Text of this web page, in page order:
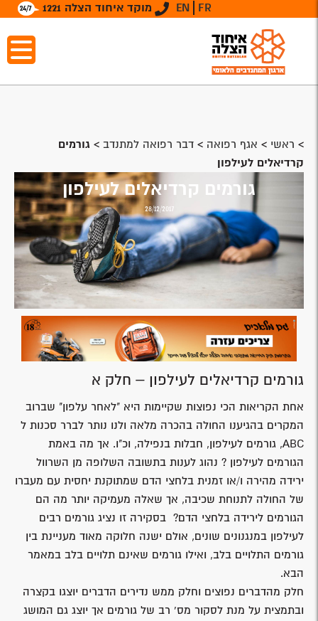
מוקד איחוד הצלה 1221 EN FR
> ראשי > אגף רפואה > דבר רפואה למתנדב > גורמים
קרדיאלים לעילפון
גורמים קרדיאלים לעילפון
28/12/2017
גורמים קרדיאלים לעילפון – חלק א
אחת הקריאות הכי נפוצות שקיימות היא "לאחר עלפון" שברוב
המקרים בהגיענו החולה בהכרה מלאה ולנו נותר לברר סכנות ל
ABC, גורמים לעילפון, חבלות בנפילה, וכ"ו. אך מה באמת
הגורמים לעילפון ? נהוג לענות בתשובה השלופה מן השרוול
ירידה מהירה ו/או זמנית בלחצי הדם שמתוקנת יחסית עם מעברו
של החולה לתנוחת שכיבה, אך שאלה מעמיקה יותר מה הם
הגורמים לירידה בלחצי הדם? בסקירה זו נציג גורמים רבים
לעילפון במנגנונים שונים, אולם ישנה חלוקה מאוד מעניינת בין
גורמים התלויים בלב, ואילו גורמים שאינם תלויים בלב במאמר
הבא.
חלק מהדברים נפוצים וחלק ממש נדירים הדברים יוצגו בקצרה
ובתמצית על מנת לסקור מס' רב של גורמים אך יוצג גם המושג